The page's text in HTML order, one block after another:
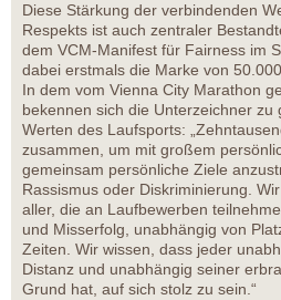
Diese Stärkung der verbindenden
Respekts ist auch zentraler
dem VCM-Manifest für Fairness im
dabei erstmals die Marke von
In dem vom Vienna City Marathon
bekennen sich die Unterzeichner zu
Werten des Laufsports:
zusammen, um mit großem
gemeinsam persönliche Ziele
Rassismus oder Diskriminierung.
aller, die an Laufbewerben
und Misserfolg, unabhängig von
Zeiten. Wir wissen, dass jeder
Distanz und unabhängig seiner
Grund hat, auf sich stolz zu sein.“